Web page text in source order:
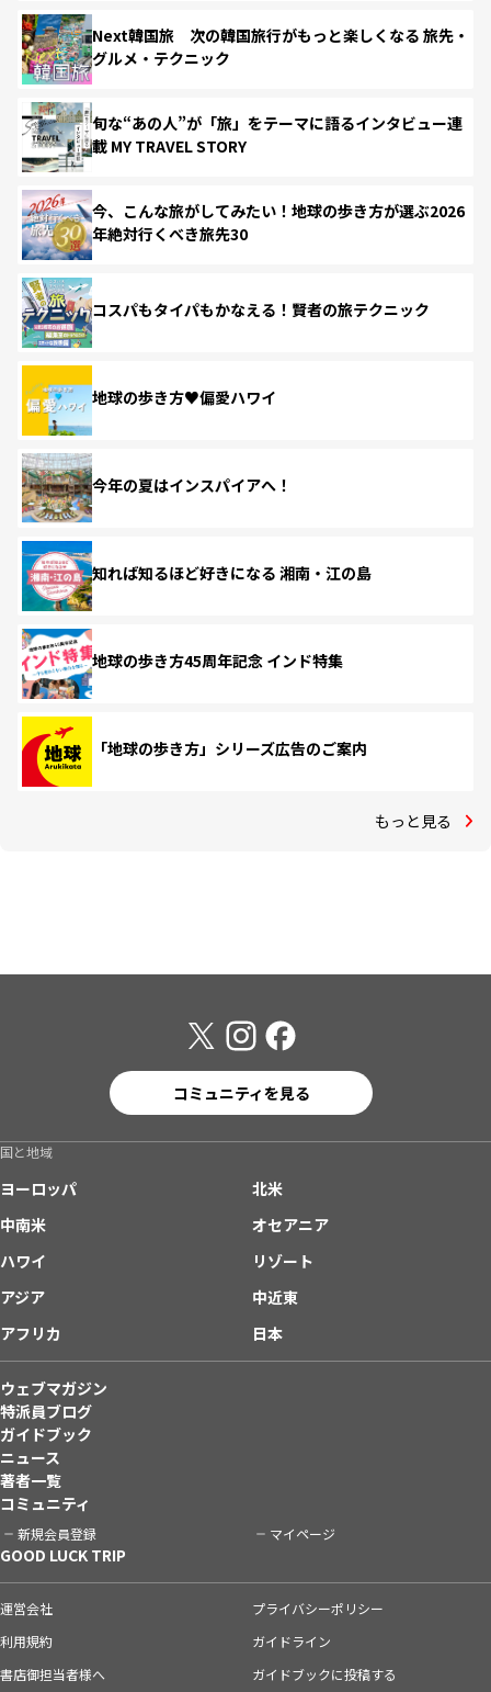
Next韓国旅 次の韓国旅行がもっと楽しくなる 旅先・
グルメ・テクニック
旬な“あの人”が「旅」をテーマに語るインタビュー連
載 MY TRAVEL STORY
今、こんな旅がしてみたい！地球の歩き方が選ぶ2026
年絶対行くべき旅先30
コスパもタイパもかなえる！賢者の旅テクニック
地球の歩き方♥偏愛ハワイ
今年の夏はインスパイアへ！
知れば知るほど好きになる 湘南・江の島
地球の歩き方45周年記念 インド特集
「地球の歩き方」シリーズ広告のご案内
もっと見る
コミュニティを見る
国と地域
ヨーロッパ
北米
中南米
オセアニア
ハワイ
リゾート
アジア
中近東
アフリカ
日本
ウェブマガジン
特派員ブログ
ガイドブック
ニュース
著者一覧
コミュニティ
新規会員登録 マイページ
GOOD LUCK TRIP
運営会社
プライバシーポリシー
利用規約
ガイドライン
書店御担当者様へ
ガイドブックに投稿する